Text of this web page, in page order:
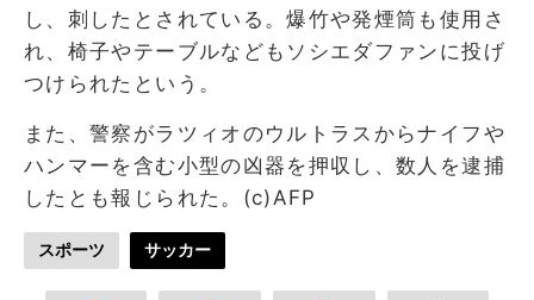
し、刺したとされている。爆竹や発煙筒も使用さ
れ、椅子やテーブルなどもソシエダファンに投げ
つけられたという。
また、警察がラツィオのウルトラスからナイフや
ハンマーを含む小型の凶器を押収し、数人を逮捕
したとも報じられた。(c)AFP
スポーツ サッカー